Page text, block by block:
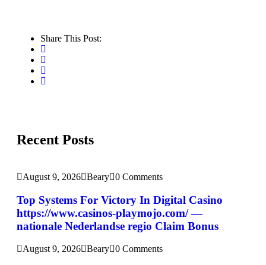
Share This Post:
Recent Posts
August 9, 2026 Beary 0 Comments
Top Systems For Victory In Digital Casino
https://www.casinos-playmojo.com/ —
nationale Nederlandse regio Claim Bonus
August 9, 2026 Beary 0 Comments